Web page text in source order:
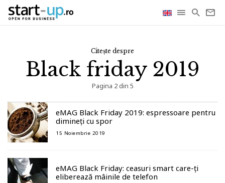
Citește despre
Black friday 2019
Pagina 2 din 5
eMAG Black Friday 2019: espressoare pentru
dimineți cu spor
15 Noiembrie 2019
eMAG Black Friday: ceasuri smart care-ți
eliberează mâinile de telefon